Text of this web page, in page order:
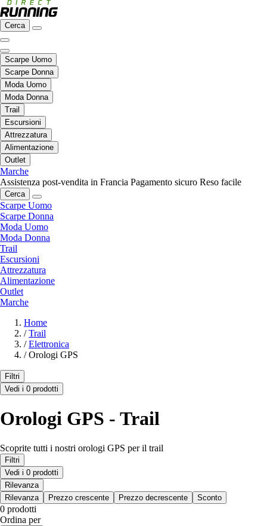
Cerca
Scarpe Uomo
Scarpe Donna
Moda Uomo
Moda Donna
Trail
Escursioni
Attrezzatura
Alimentazione
Outlet
Marche
Assistenza post-vendita in Francia Pagamento sicuro Reso facile
Cerca
Scarpe Uomo
Scarpe Donna
Moda Uomo
Moda Donna
Trail
Escursioni
Attrezzatura
Alimentazione
Outlet
Marche
Home
/ Trail
/ Elettronica
/ Orologi GPS
Filtri
Vedi i 0 prodotti
Orologi GPS - Trail
Scoprite tutti i nostri orologi GPS per il trail
Filtri
Vedi i 0 prodotti
Rilevanza
Rilevanza
Prezzo crescente Prezzo decrescente Sconto
0 prodotti
Ordina per